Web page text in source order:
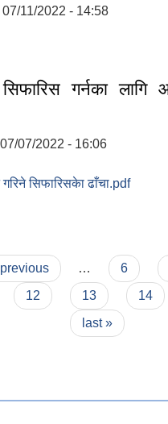
07/11/2022 - 14:58
गर्नका
07/2022 - 16:06
सिफारिसकेा ढाँचा.pdf
previous … 6
12 13 14
last »